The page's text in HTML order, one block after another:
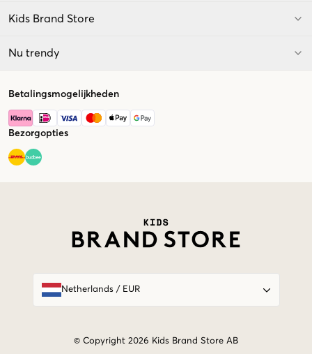
Kids Brand Store
Nu trendy
Betalingsmogelijkheden
Bezorgopties
Netherlands/ EUR
© Copyright 2026 Kids Brand Store AB